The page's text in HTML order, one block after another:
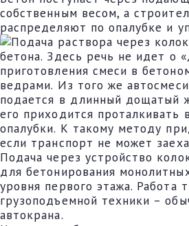
собственным весом, а
распределяют по опалубке и
бетона. Здесь речь не идет о
приготовления смеси в
ведрами. Из того же
подается в длинный дощатый
его приходится проталкивать
опалубки. К такому методу
если транспорт не может
Подача через устройство
для бетонирования
уровня первого этажа. Работа
грузоподъемной техники –
автокрана.